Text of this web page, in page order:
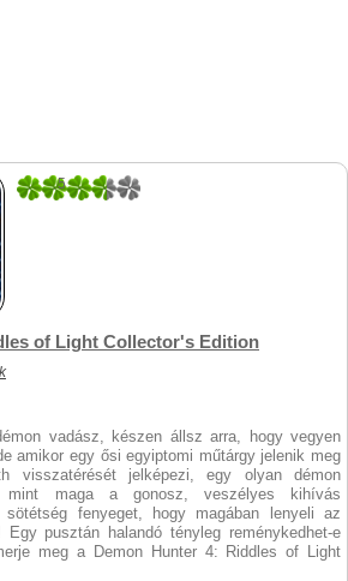
5
of Light Collector's Edition
vadász, készen állsz arra, hogy vegyen
amikor egy ősi egyiptomi műtárgy jelenik meg
visszatérését jelképezi, egy olyan démon
mint maga a gonosz, veszélyes kihívás
sötétség fenyeget, hogy magában lenyeli az
pusztán halandó tényleg reménykedhet-e
meg a Demon Hunter 4: Riddles of Light